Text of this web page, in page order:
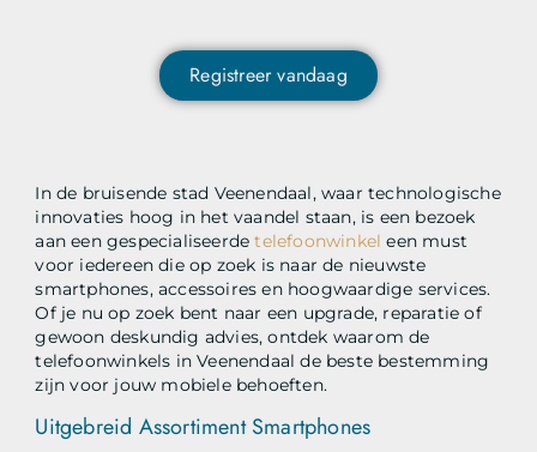
In de bruisende stad Veenendaal, waar technologische
innovaties hoog in het vaandel staan, is een bezoek
aan een gespecialiseerdetelefoonwinkel een must
voor iedereen die op zoek is naar de nieuwste
smartphones, accessoires en hoogwaardige services.
Of je nu op zoek bent naar een upgrade, reparatie of
gewoon deskundig advies, ontdek waarom de
telefoonwinkels in Veenendaal de beste bestemming
zijn voor jouw mobiele behoeften.
Uitgebreid Assortiment Smartphones
Registreer vandaag